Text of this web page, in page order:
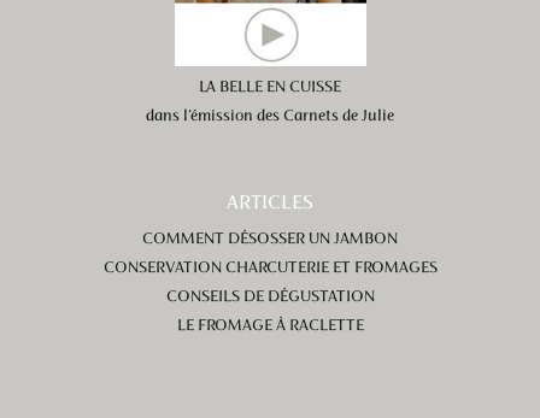
LA BELLE EN CUISSE
dans l’émission des Carnets de Julie
ARTICLES
COMMENT DÉSOSSER UN JAMBON
CONSERVATION CHARCUTERIE ET FROMAGES
CONSEILS DE DÉGUSTATION
LE FROMAGE À RACLETTE